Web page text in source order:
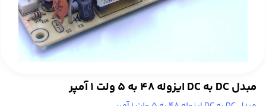
مبدل DC به DC ایزوله 48 به 5 ولت 1 آمپر